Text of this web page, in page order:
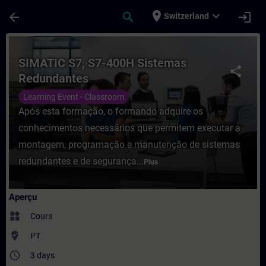
arrow_back search place Switzerland expand_more login
Cours - SIMATIC S7, S7-400H Sistemas
share
SIMATIC S7, S7-400H Sistemas
Redundantes
Learning Event - Classroom
Após esta formação, o formando adquire os
conhecimentos necessários que permitem executar a
montagem, programação e manutenção de sistemas
redundantes e de segurança... Plus
Aperçu
widgets Cours
where_to_vote PT
access_time 3 days